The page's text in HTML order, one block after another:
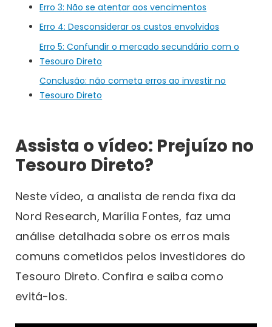
Erro 3: Não se atentar aos vencimentos
Erro 4: Desconsiderar os custos envolvidos
Erro 5: Confundir o mercado secundário com o
Tesouro Direto
Conclusão: não cometa erros ao investir no
Tesouro Direto
Assista o vídeo: Prejuízo no
Tesouro Direto?
Neste vídeo, a analista de renda fixa da
Nord Research, Marília Fontes, faz uma
análise detalhada sobre os erros mais
comuns cometidos pelos investidores do
Tesouro Direto. Confira e saiba como
evitá-los.